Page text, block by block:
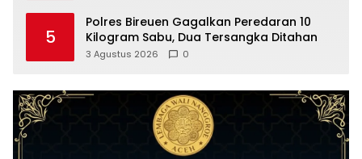
5
Polres Bireuen Gagalkan Peredaran 10
Kilogram Sabu, Dua Tersangka Ditahan
3 Agustus 2026 0